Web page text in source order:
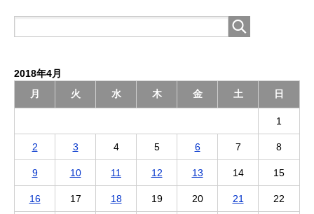
2018年4月
月
火 水 木 金 土 日
1
2 3 4 5 6 7 8
9 10 11 12 13 14 15
16 17 18 19 20 21 22